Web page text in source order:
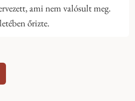
ami nem valósult meg.
őrizte.